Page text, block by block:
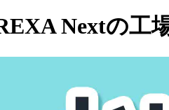
Nextの工